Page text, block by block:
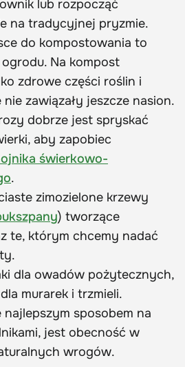
lub rozpocząć
na tradycyjnej pryzmie.
do kompostowania to
Na kompost
zdrowe części roślin i
zawiązały jeszcze nasion.
dobrze jest spryskać
aby zapobiec
świerkowo-
.
zimozielone krzewy
) tworzące
te, którym chcemy nadać
dla owadów pożytecznych,
murarek i trzmieli.
najlepszym sposobem na
jest obecność w
wrogów.